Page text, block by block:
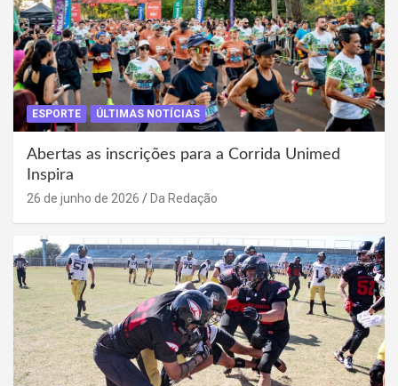
ESPORTE ÚLTIMAS NOTÍCIAS
Abertas as inscrições para a Corrida Unimed
Inspira
26 de junho de 2026 Da Redação